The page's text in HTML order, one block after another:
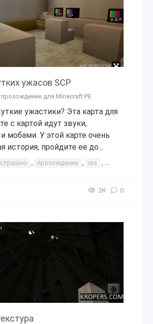
ужасов SCP
для Minecraft PE
ужастики? Эта карта для
с картой идут звуки,
мобами. У этой карте очень
история, пройдите её до...
страшно , прохождение , ios , android
2К 0